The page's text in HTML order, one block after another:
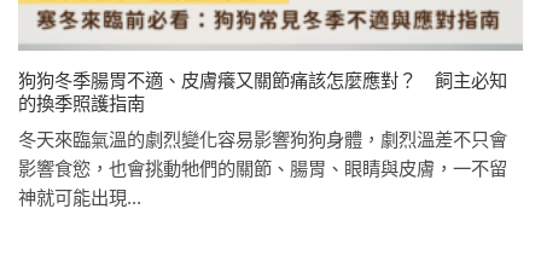
狗狗冬季腸胃不適、皮膚癢又關節痛該怎麼應對？ 飼主必知
的換季照護指南
冬天來臨氣溫的劇烈變化容易影響狗狗身體，劇烈溫差不只會
影響食慾，也會挑動牠們的關節、腸胃、眼睛與皮膚，一不留
神就可能出現...